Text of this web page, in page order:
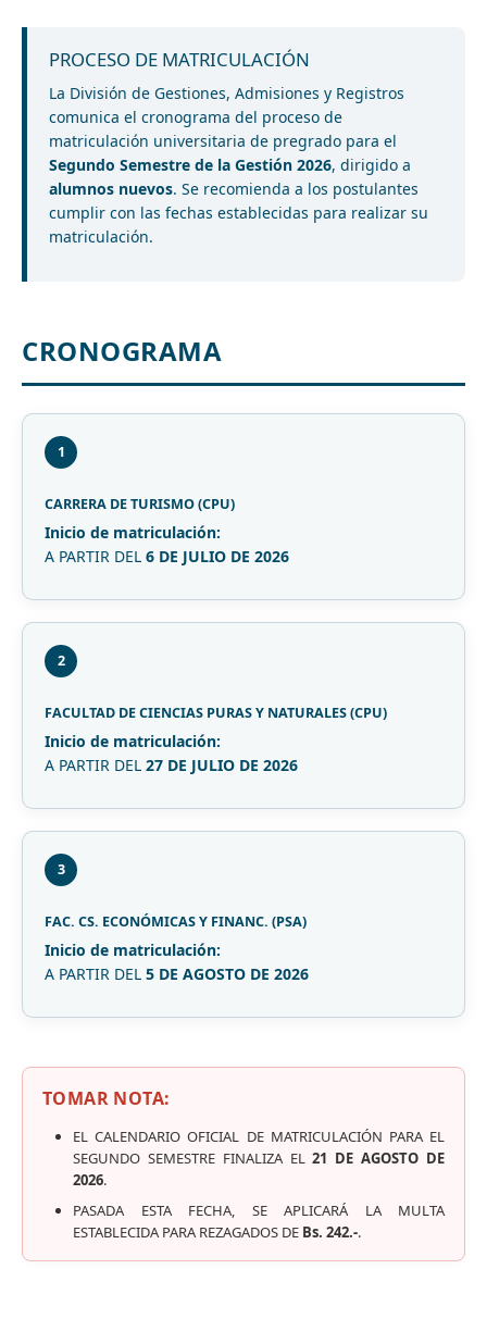
PROCESO DE MATRICULACIÓN
La División de Gestiones, Admisiones y Registros
comunica el cronograma del proceso de
matriculación universitaria de pregrado para el
Segundo Semestre de la Gestión 2026, dirigido a
alumnos nuevos. Se recomienda a los postulantes
cumplir con las fechas establecidas para realizar su
matriculación.
CRONOGRAMA
1
CARRERA DE TURISMO (CPU)
Inicio de matriculación:
A PARTIR DEL 6 DE JULIO DE 2026
2
FACULTAD DE CIENCIAS PURAS Y NATURALES (CPU)
Inicio de matriculación:
A PARTIR DEL 27 DE JULIO DE 2026
3
FAC. CS. ECONÓMICAS Y FINANC. (PSA)
Inicio de matriculación:
A PARTIR DEL 5 DE AGOSTO DE 2026
TOMAR NOTA:
EL CALENDARIO OFICIAL DE MATRICULACIÓN PARA EL
SEGUNDO SEMESTRE FINALIZA EL21 DE AGOSTO DE
2026.
PASADA ESTA FECHA, SE APLICARÁ LA MULTA
ESTABLECIDA PARA REZAGADOS DE Bs. 242.-.